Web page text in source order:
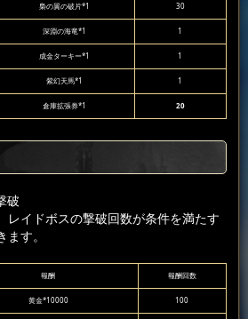
梟の翼の破片*1 30
深淵の海竜*1 1
成金ターキー*1 1
紫幻天馬*1 1
倉庫拡張券*1 20
破
レイドボスの撃破回数が条件を満たす
す。
報酬 報酬回数
黄金*10000 100